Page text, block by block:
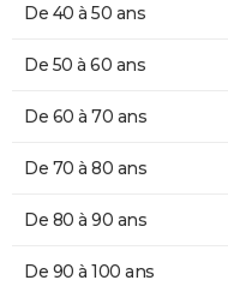
De 40 à 50 ans
De 50 à 60 ans
De 60 à 70 ans
De 70 à 80 ans
De 80 à 90 ans
De 90 à 100 ans